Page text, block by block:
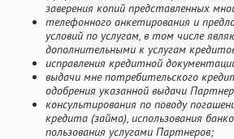
заверения копий представленных
телефонного анкетирования и
условий по услугам, в том числе
дополнительными к услугам
исправления кредитной
выдачи мне потребительского
одобрения указанной выдачи
консультирования по поводу
кредита (займа), использования
пользования услугами Партнеров;